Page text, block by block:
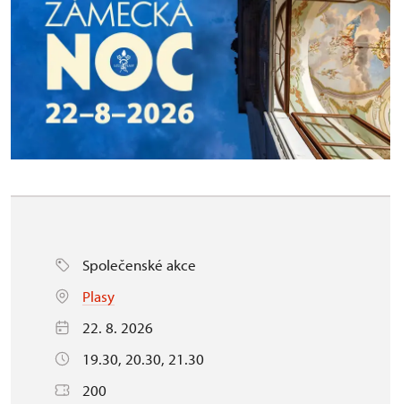
Společenské akce
Plasy
22. 8. 2026
19.30, 20.30, 21.30
200